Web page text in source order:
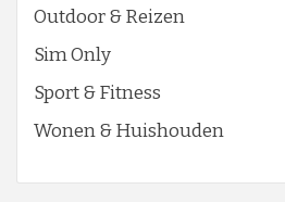
Outdoor & Reizen
Sim Only
Sport & Fitness
Wonen & Huishouden